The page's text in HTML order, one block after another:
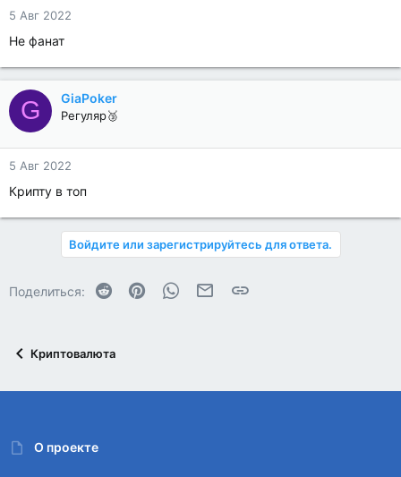
5 Авг 2022
Не фанат
G GiaPoker
Регуляр🥉
5 Авг 2022
Крипту в топ
Войдите или зарегистрируйтесь для ответа.
Поделиться: Reddit PinterestWhatsAppЭлектронная почта
Ссылка
Криптовалюта
О проекте